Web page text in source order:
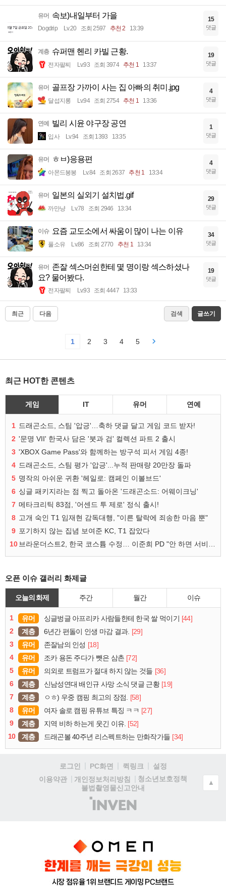
유머 속보)내일부터 가을
Dogdrip Lv.20 조회 2597 추천 2 13:39
15
댓글
계층 슈퍼맨 헨리 카빌 근황.
전자팔찌 Lv.93 조회 3974 추천 1 13:37
19
댓글
유머 골프장 가까이 사는 집 아빠의 취미.jpg
달섭지롱 Lv.94 조회 2754 추천 1 13:36
4
댓글
연예 빌리 시윤 야구장 공연
입사 Lv.94 조회 1393 13:35
1
댓글
유머 ㅎㅂ)응용편
아몬드봉봉 Lv.84 조회 2637 추천 1 13:34
4
댓글
유머 일본의 실외기 설치법.gif
까만냥 Lv.78 조회 2946 13:34
29
댓글
이슈 요즘 교도소에서 싸움이 많이 나는 이유
풀소유 Lv.86 조회 2770 추천 1 13:34
34
댓글
유머 존잘 섹스머쉰한테 몇 명이랑 섹스하셨나
요? 물어봤다.
전자팔찌 Lv.93 조회 4447 13:33
19
댓글
최근 다음 검색 글쓰기
1 2 3 4 5
최근 HOT한 콘텐츠
게임 IT 유머 연예
1 드래곤소드, 스팀 '압긍'…축하 댓글 달고 게임 코드 받자!
2 '문명 VII' 한국사 담은 '붓과 검' 컬렉션 파트 2 출시
3 'XBOX Game Pass'와 함께하는 방구석 피서 게임 4종!
4 드래곤소드, 스팀 평가 '압긍'...누적 판매량 20만장 돌파
5 명작의 아쉬운 귀환 '헤일로: 캠페인 이볼브드'
6 싱글 패키지라는 점 찍고 돌아온 '드래곤소드: 어웨이크닝'
7 메타크리틱 83점, '어센드 투 제로' 정식 출시!
8 고개 숙인 T1 임재현 감독대행, "이른 탈락에 죄송한 마음 뿐"
9 포기하지 않는 집념 보여준 KC, T1 잡았다
10
오픈 이슈 갤러리 화제글
오늘의 화제 주간 월간 이슈
1 유머 싱글벙글 아프리카 사람들한테 한국 쌀 먹이기 [44]
2
계층 6년간 편돌이 인생 마감 결과. [29]
3
유머 존잘남의 인성 [18]
4
유머 조카 용돈 주다가 뺏은 삼촌 [72]
5
유머 의외로 트럼프가 절대 하지 않는 것들 [36]
6
계층 신남성연대 배인규 사망 소식 댓글 근황 [19]
7
계층 ㅇㅎ) 우중 캠핑 최고의 장점.
[58]
8
유머 여자 솔로 캠핑 유튜브 특징 ㅋㅋ [27]
9
계층 지역 비하 하는게 웃긴 이유. [52]
10
계층 드래곤볼 40주년 리스펙트하는 만화작가들 [34]
로그인 PC화면 퀵링크
설정
이용약관
개인정보처리방침
청소년보호정책
불법촬영물신고안내
(주)
인
▲